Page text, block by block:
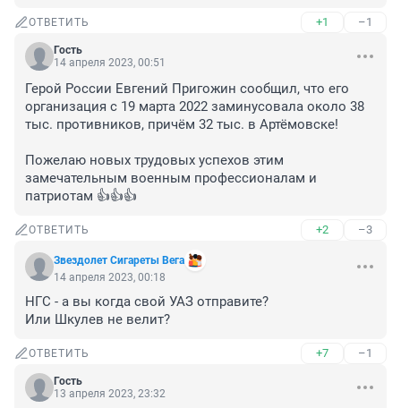
ОТВЕТИТЬ +1 –1
Гость
14 апреля 2023, 00:51
Герой России Евгений Пригожин сообщил, что его
организация с 19 марта 2022 заминусовала около 38
тыс. противников, причём 32 тыс. в Артёмовске!
Пожелаю новых трудовых успехов этим
замечательным военным профессионалам и
патриотам 👍👍👍
ОТВЕТИТЬ +2 –3
Звездолет Сигареты Вега
14 апреля 2023, 00:18
НГС - а вы когда свой УАЗ отправите?
Или Шкулев не велит?
ОТВЕТИТЬ +7 –1
Гость
13 апреля 2023, 23:32